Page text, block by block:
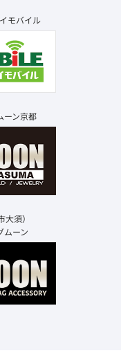
モバイル
ーン京都
須）
ムーン